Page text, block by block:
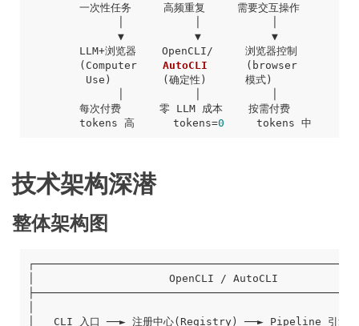
        一次性任务     高频重复     需要交互操作
              ▼           ▼           ▼
        (
Computer AutoCLI
(browser
         Use)
(确定性)
        每次付费      零 LLM 成本    按需付费
        tokens 高      tokens
=0
技术架构深潜
整体架构图